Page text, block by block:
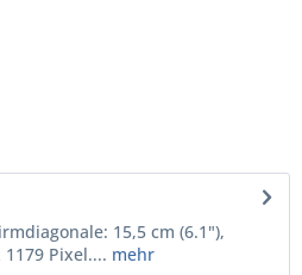
15,5 cm (6.1"),
Pixel.... mehr